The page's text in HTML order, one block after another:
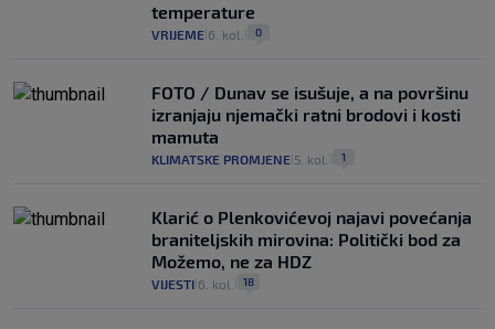
temperature
VRIJEME 6. kol. 0
FOTO / Dunav se isušuje, a na površinu
izranjaju njemački ratni brodovi i kosti
mamuta
KLIMATSKE PROMJENE 5. kol. 1
Klarić o Plenkovićevoj najavi povećanja
braniteljskih mirovina: Politički bod za
Možemo, ne za HDZ
VIJESTI 6. kol. 18